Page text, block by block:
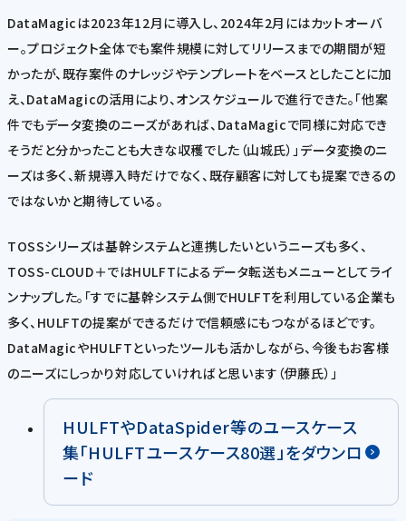
DataMagicは2023年12月に導入し、2024年2月にはカットオーバ
ー。プロジェクト全体でも案件規模に対してリリースまでの期間が短
かったが、既存案件のナレッジやテンプレートをベースとしたことに加
え、DataMagicの活用により、オンスケジュールで進行できた。「他案
件でもデータ変換のニーズがあれば、DataMagicで同様に対応でき
そうだと分かったことも大きな収穫でした（山城氏）」データ変換のニ
ーズは多く、新規導入時だけでなく、既存顧客に対しても提案できるの
ではないかと期待している。
TOSSシリーズは基幹システムと連携したいというニーズも多く、
TOSS-CLOUD＋ではHULFTによるデータ転送もメニューとしてライ
ンナップした。「すでに基幹システム側でHULFTを利用している企業も
多く、HULFTの提案ができるだけで信頼感にもつながるほどです。
DataMagicやHULFTといったツールも活かしながら、今後もお客様
のニーズにしっかり対応していければと思います（伊藤氏）」
HULFTやDataSpider等のユースケース
集「HULFTユースケース80選」をダウンロ
ード